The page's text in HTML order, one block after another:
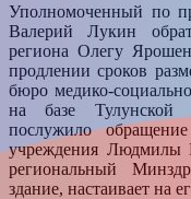
Уполномоченный по
Валерий Лукин
региона Олегу
продлении сроков
бюро медико-
на базе Тулунской
послужило
учреждения Людмилы
региональный
здание, настаивает на